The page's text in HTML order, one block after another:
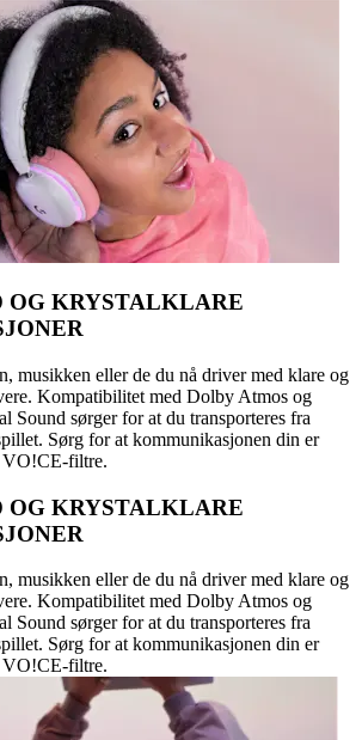
OG KRYSTALKLARE
musikken eller de du nå driver med klare og
Kompatibilitet med Dolby Atmos og
Sound sørger for at du transporteres fra
Sørg for at kommunikasjonen din er
VO!CE-filtre.
OG KRYSTALKLARE
musikken eller de du nå driver med klare og
Kompatibilitet med Dolby Atmos og
Sound sørger for at du transporteres fra
Sørg for at kommunikasjonen din er
VO!CE-filtre.